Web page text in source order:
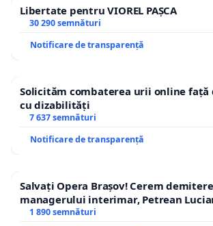
Libertate pentru VIOREL PAȘCA
30 290 semnături
Notificare de transparență
Solicităm combaterea urii online față
cu dizabilități
7 637 semnături
Notificare de transparență
Salvați Opera Brașov! Cerem
managerului interimar, Petrean
1 890 semnături